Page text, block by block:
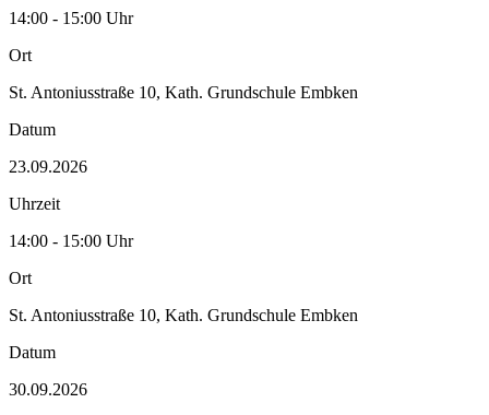
14:00 - 15:00 Uhr
Ort
St. Antoniusstraße 10, Kath. Grundschule Embken
Datum
23.09.2026
Uhrzeit
14:00 - 15:00 Uhr
Ort
St. Antoniusstraße 10, Kath. Grundschule Embken
Datum
30.09.2026